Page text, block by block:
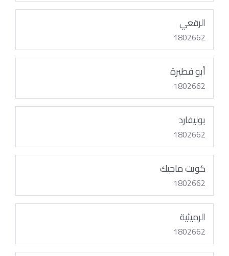
الرقعي
1802662
أبو فطيرة
1802662
بوليفارد
1802662
كويت ماجيك
1802662
الرميثية
1802662